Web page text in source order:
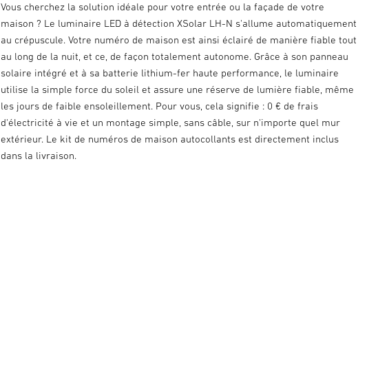
Vous cherchez la solution idéale pour votre entrée ou la façade de votre
maison ? Le luminaire LED à détection XSolar LH-N s'allume automatiquement
au crépuscule. Votre numéro de maison est ainsi éclairé de manière fiable tout
au long de la nuit, et ce, de façon totalement autonome. Grâce à son panneau
solaire intégré et à sa batterie lithium-fer haute performance, le luminaire
utilise la simple force du soleil et assure une réserve de lumière fiable, même
les jours de faible ensoleillement. Pour vous, cela signifie : 0 € de frais
d'électricité à vie et un montage simple, sans câble, sur n'importe quel mur
extérieur. Le kit de numéros de maison autocollants est directement inclus
dans la livraison.